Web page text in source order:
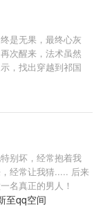
的樱桃子】，因为
【骑鲸南去】，请
炼药系统，可惜没
家的长子嫡孙智商
太难培养，不能只
大把。两个人一个
养了有药的，大家
，升级流； ②世界
是无果，最终心灰
次醒来，法术虽然
，找出穿越到祁国
待这上万年的心
丝能寻到他的机
人力变得强大，以
心爱之人出现在眼
天大的玩笑，自己
死对头魔界尊主，
别坏，经常抱着我
经常让我猜..... 后来
名真正的男人！
至qq空间